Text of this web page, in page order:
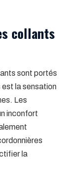
collants
sont portés
est la sensation
Les
inconfort
la